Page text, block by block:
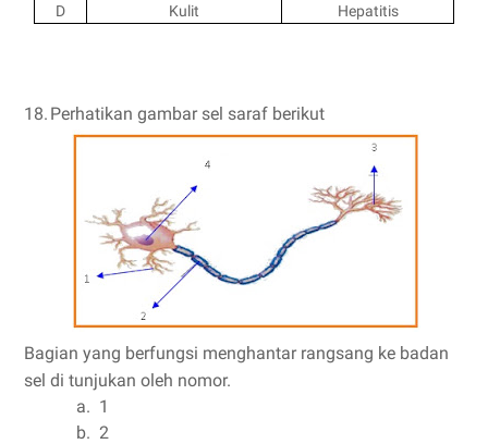
D Kulit Hepatitis
18. Perhatikan gambar sel saraf berikut
Bagian yang berfungsi menghantar rangsang ke badan
sel di tunjukan oleh nomor.
a. 1
b. 2